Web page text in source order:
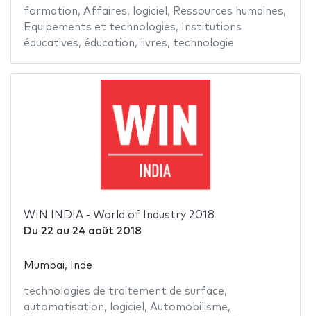
formation, Affaires, logiciel , Ressources humaines,
Equipements et technologies,
Institutions
éducatives, éducation, livres, technologie
WIN INDIA - World of Industry 2018
Du 22 au 24 août 2018
Mumbai, Inde
technologies de traitement de surface,
automatisation, logiciel , Automobilisme,